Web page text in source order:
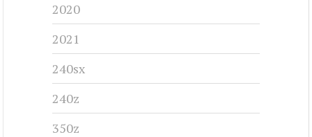
2020
2021
240sx
240z
350z